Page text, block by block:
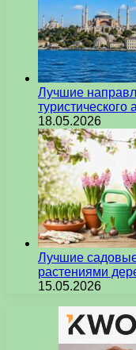
Лучшие
туристического
18.05.2026
Лучшие
растениями
15.05.2026